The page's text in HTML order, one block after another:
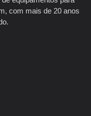
com mais de 20 anos